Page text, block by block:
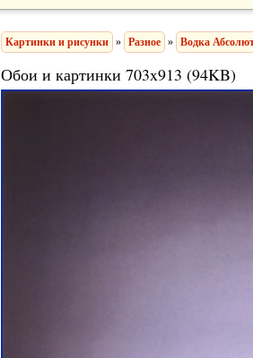
Картинки и рисунки » Разное » Водка
Обои и картинки 703x913 (94KB)